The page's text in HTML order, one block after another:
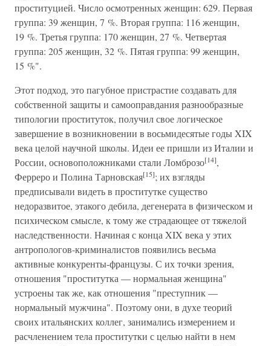
проституцией. Число осмотренных женщин: 629. Первая
группа: 39 женщин, 7 %. Вторая группа: 116 женщин,
19 %. Третья группа: 170 женщин, 27 %. Четвертая
группа: 205 женщин, 32 %. Пятая группа: 99 женщин,
15 %".
Этот подход, это пагубное пристрастие создавать для
собственной защиты и самооправдания разнообразные
типологии проституток, получил свое логическое
завершение в возникновении в восьмидесятые годы XIX
века целой научной школы. Идеи ее пришли из Италии и
России, основоположниками стали Ломброзо[14],
Ферреро и Полина Тарновская[15]; их взгляды
предписывали видеть в проститутке существо
недоразвитое, этакого дебила, дегенерата в физическом и
психическом смысле, к тому же страдающее от тяжелой
наследственности. Начиная с конца XIX века у этих
антропологов-криминалистов появились весьма
активные конкуренты-французы. С их точки зрения,
отношения "проститутка — нормальная женщина"
устроены так же, как отношения "преступник —
нормальный мужчина". Поэтому они, в духе теорий
своих итальянских коллег, занимались измерением и
расчленением тела проститутки с целью найти в нем